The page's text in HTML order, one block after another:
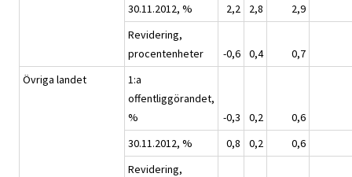
30.11.2012, % 2,2 2,8
2,9
Revidering,
procentenheter
-0,6 0,4
0,7
Övriga landet
1:a
offentliggörandet,
%
-0,3 0,2
0,6
30.11.2012, %
0,8 0,2
0,6
Revidering,